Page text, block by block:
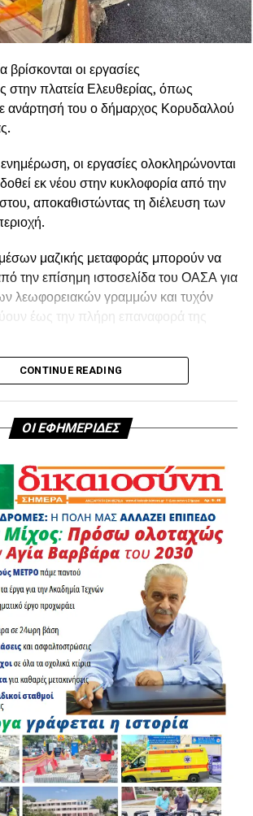
βρίσκονται οι εργασίες
πλατεία Ελευθερίας, όπως
ανάρτησή του ο δήμαρχος Κορυδαλλού
οι εργασίες ολοκληρώνονται
εκ νέου στην κυκλοφορία από την
αποκαθιστώντας τη διέλευση των
μαζικής μεταφοράς μπορούν να
την επίσημη ιστοσελίδα του ΟΑΣΑ για
λεωφορειακών γραμμών και τυχόν
έως την πλήρη επαναφορά της
CONTINUE READING
ΟΙ ΕΦΗΜΕΡΙΔΕΣ